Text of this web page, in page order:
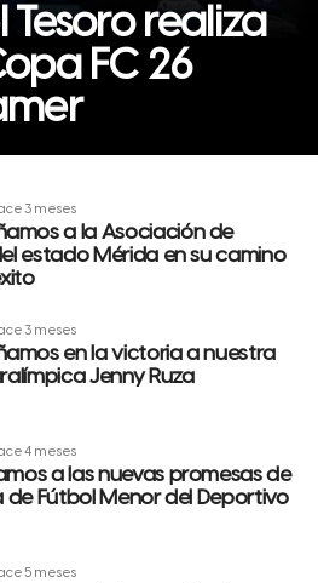
Tesoro realiza
FC 26
3 meses
a la Asociación de
estado Mérida en su camino
3 meses
en la victoria a nuestra
Jenny Ruza
4 meses
a las nuevas promesas de
de Fútbol Menor del Deportivo
5 meses